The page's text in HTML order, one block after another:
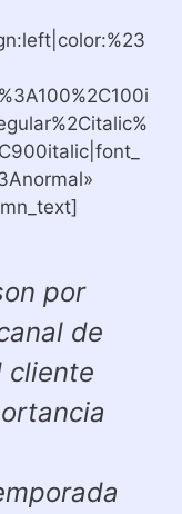
por
de
cliente